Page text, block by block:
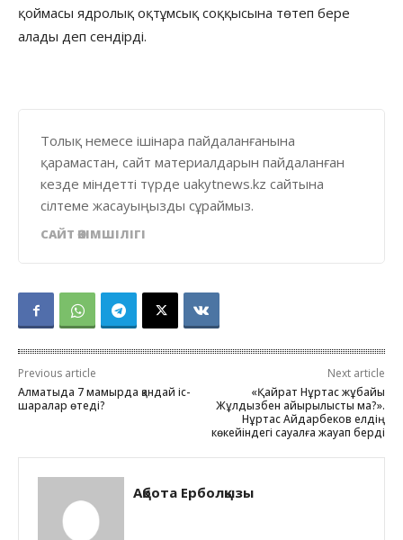
қоймасы ядролық оқтұмсық соққысына төтеп бере
алады деп сендірді.
Толық немесе ішінара пайдаланғанына
қарамастан, сайт материалдарын пайдаланған
кезде міндетті түрде uakytnews.kz сайтына
сілтеме жасауыңызды сұраймыз.
САЙТ ӘКІМШІЛІГІ
Previous article
Алматыда 7 мамырда қандай іс-
шаралар өтеді?
Next article
«Қайрат Нұртас жұбайы
Жұлдызбен айырылысты ма?».
Нұртас Айдарбеков елдің
көкейіндегі сауалға жауап берді
Ақбота Ерболқызы